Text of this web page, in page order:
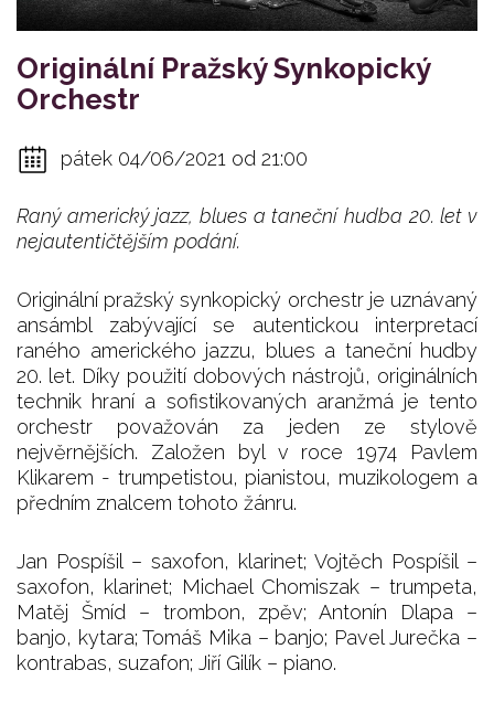
Originální Pražský Synkopický
Orchestr
pátek 04/06/2021 od 21:00
Raný americký jazz, blues a taneční hudba 20. let v
nejautentičtějším podání.
Originální pražský synkopický orchestr je uznávaný
ansámbl zabývající se autentickou interpretací
raného amerického jazzu, blues a taneční hudby
20. let. Díky použití dobových nástrojů, originálních
technik hraní a sofistikovaných aranžmá je tento
orchestr považován za jeden ze stylově
nejvěrnějších. Založen byl v roce 1974 Pavlem
Klikarem - trumpetistou, pianistou, muzikologem a
předním znalcem tohoto žánru.
Jan Pospíšil – saxofon, klarinet; Vojtěch Pospíšil –
saxofon, klarinet; Michael Chomiszak – trumpeta,
Matěj Šmíd – trombon, zpěv; Antonín Dlapa –
banjo, kytara; Tomáš Mika – banjo; Pavel Jurečka –
kontrabas, suzafon; Jiří Gilík – piano.